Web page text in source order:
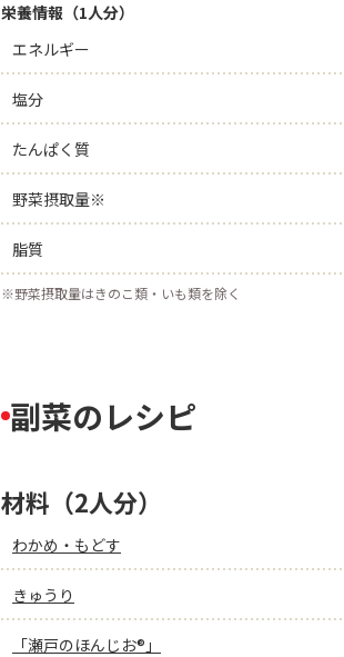
栄養情報（1人分）
エネルギー
塩分
たんぱく質
野菜摂取量※
脂質
※野菜摂取量はきのこ類・いも類を除く
副菜のレシピ
材料（2人分）
わかめ・もどす
きゅうり
「瀬戸のほんじお®」